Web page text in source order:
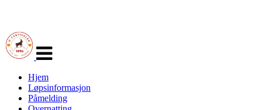
navigasjon
Hjem
Løpsinformasjon
Påmelding